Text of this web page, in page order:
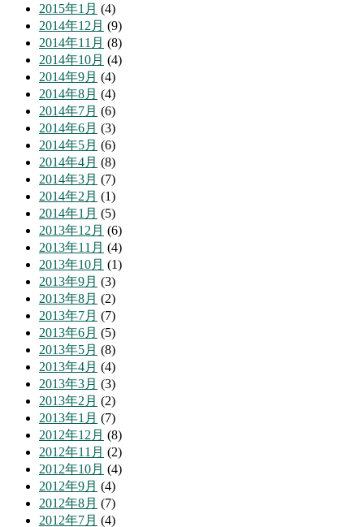
2015年1月 (4)
2014年12月 (9)
2014年11月 (8)
2014年10月 (4)
2014年9月 (4)
2014年8月 (4)
2014年7月 (6)
2014年6月 (3)
2014年5月 (6)
2014年4月 (8)
2014年3月 (7)
2014年2月 (1)
2014年1月 (5)
2013年12月 (6)
2013年11月 (4)
2013年10月 (1)
2013年9月 (3)
2013年8月 (2)
2013年7月 (7)
2013年6月 (5)
2013年5月 (8)
2013年4月 (4)
2013年3月 (3)
2013年2月 (2)
2013年1月 (7)
2012年12月 (8)
2012年11月 (2)
2012年10月 (4)
2012年9月 (4)
2012年8月 (7)
2012年7月 (4)